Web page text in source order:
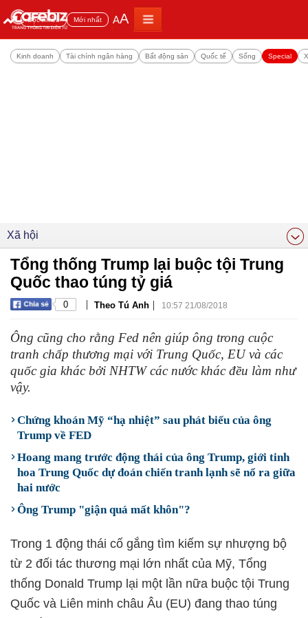
Đọc nhiều Mới nhất AA
Kinh doanh Tài chính ngân hàng Bất động sản Quốc tế Sống Special
Xã hội
Tổng thống Trump lại buộc tội Trung
Quốc thao túng tỷ giá
0 | Theo Tú Anh | 10:57 21/08/2018
Ông cũng cho rằng Fed nên giúp ông trong cuộc
tranh chấp thương mại với Trung Quốc, EU và các
quốc gia khác bởi NHTW các nước khác đều làm như
vậy.
Chứng khoán Mỹ “hạ nhiệt” sau phát biểu của ông
Trump về FED
Hoang mang trước động thái của ông Trump, giới tinh
hoa Trung Quốc dự đoán chiến tranh lạnh sẽ nổ ra giữa
hai nước
Ông Trump "giận quá mất khôn"?
Trong 1 động thái cố gắng tìm kiếm sự nhượng bộ
từ 2 đối tác thương mại lớn nhất của Mỹ, Tổng
thống Donald Trump lại một lần nữa buộc tội Trung
Quốc và Liên minh châu Âu (EU) đang thao túng